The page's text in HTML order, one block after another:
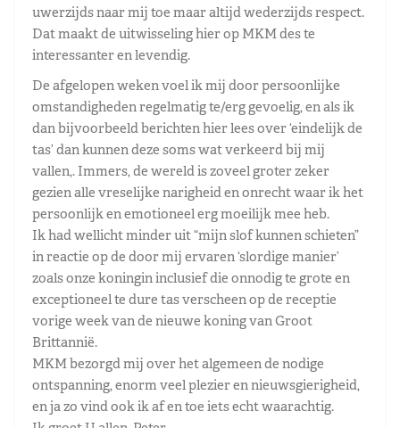
uwerzijds naar mij toe maar altijd wederzijds respect.
Dat maakt de uitwisseling hier op MKM des te
interessanter en levendig.
De afgelopen weken voel ik mij door persoonlijke
omstandigheden regelmatig te/erg gevoelig, en als ik
dan bijvoorbeeld berichten hier lees over ‘eindelijk de
tas’ dan kunnen deze soms wat verkeerd bij mij
vallen,. Immers, de wereld is zoveel groter zeker
gezien alle vreselijke narigheid en onrecht waar ik het
persoonlijk en emotioneel erg moeilijk mee heb.
Ik had wellicht minder uit “mijn slof kunnen schieten”
in reactie op de door mij ervaren ‘slordige manier’
zoals onze koningin inclusief die onnodig te grote en
exceptioneel te dure tas verscheen op de receptie
vorige week van de nieuwe koning van Groot
Brittannië.
MKM bezorgd mij over het algemeen de nodige
ontspanning, enorm veel plezier en nieuwsgierigheid,
en ja zo vind ook ik af en toe iets echt waarachtig.